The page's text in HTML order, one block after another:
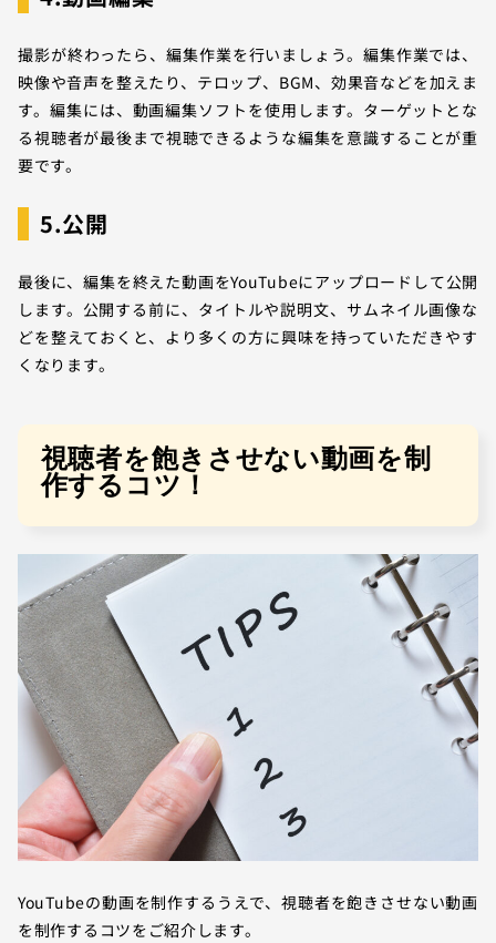
撮影が終わったら、編集作業を行いましょう。編集作業では、
映像や音声を整えたり、テロップ、BGM、効果音などを加えま
す。編集には、動画編集ソフトを使用します。ターゲットとな
る視聴者が最後まで視聴できるような編集を意識することが重
要です。
5.公開
最後に、編集を終えた動画をYouTubeにアップロードして公開
します。公開する前に、タイトルや説明文、サムネイル画像な
どを整えておくと、より多くの方に興味を持っていただきやす
くなります。
視聴者を飽きさせない動画を制
作するコツ！
YouTubeの動画を制作するうえで、視聴者を飽きさせない動画
を制作するコツをご紹介します。